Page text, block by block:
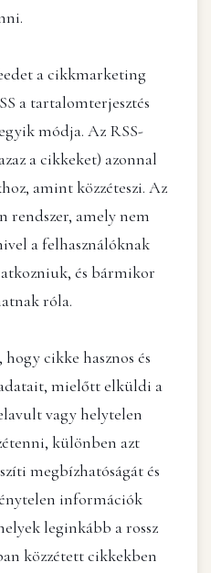
a cikkmarketing
a tartalomterjesztés
módja. Az RSS-
a cikkeket) azonnal
amint közzéteszi. Az
rendszer, amely nem
a felhasználóknak
és bármikor
róla.
cikke hasznos és
mielőtt elküldi a
vagy helytelen
különben azt
megbízhatóságát és
információk
leginkább a rossz
közzétett cikkekben